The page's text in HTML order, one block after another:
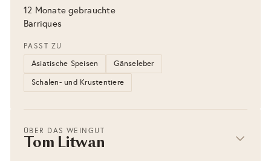
12 Monate gebrauchte
Barriques
PASST ZU
Asiatische Speisen
Gänseleber
Schalen- und Krustentiere
ÜBER DAS WEINGUT
Tom Litwan